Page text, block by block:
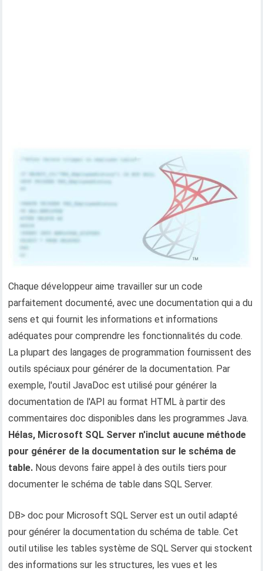
Chaque développeur aime travailler sur un code
parfaitement documenté, avec une documentation qui a du
sens et qui fournit les informations et informations
adéquates pour comprendre les fonctionnalités du code.
La plupart des langages de programmation fournissent des
outils spéciaux pour générer de la documentation. Par
exemple, l'outil JavaDoc est utilisé pour générer la
documentation de l'API au format HTML à partir des
commentaires doc disponibles dans les programmes Java.
Hélas, Microsoft SQL Server n'inclut aucune méthode
pour générer de la documentation sur le schéma de
table. Nous devons faire appel à des outils tiers pour
documenter le schéma de table dans SQL Server.
DB> doc pour Microsoft SQL Server est un outil adapté
pour générer la documentation du schéma de table. Cet
outil utilise les tables système de SQL Server qui stockent
des informations sur les structures, les vues et les